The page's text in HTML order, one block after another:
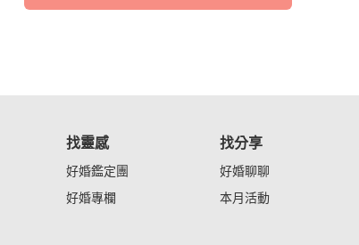
找靈感
好婚鑑定團
好婚專欄
找分享
好婚聊聊
本月活動